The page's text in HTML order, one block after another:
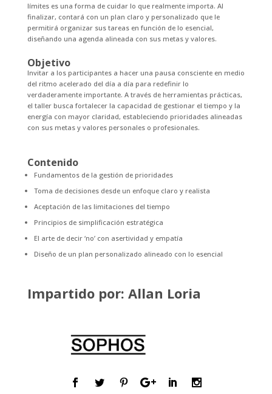
límites es una forma de cuidar lo que realmente importa. Al
finalizar, contará con un plan claro y personalizado que le
permitirá organizar sus tareas en función de lo esencial,
diseñando una agenda alineada con sus metas y valores.
Objetivo
Invitar a los participantes a hacer una pausa consciente en medio
del ritmo acelerado del día a día para redefinir lo
verdaderamente importante. A través de herramientas prácticas,
el taller busca fortalecer la capacidad de gestionar el tiempo y la
energía con mayor claridad, estableciendo prioridades alineadas
con sus metas y valores personales o profesionales.
Contenido
Fundamentos de la gestión de prioridades
Toma de decisiones desde un enfoque claro y realista
Aceptación de las limitaciones del tiempo
Principios de simplificación estratégica
El arte de decir ‘no’ con asertividad y empatía
Diseño de un plan personalizado alineado con lo esencial
Impartido por: Allan Loria